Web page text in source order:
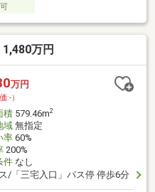
万円
万円
:-）
積579.46m2
域無指定
率60%
200%
件なし
/「三宅入口」バス停 停歩6分